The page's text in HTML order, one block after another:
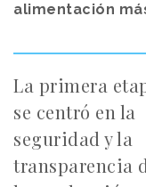
alimentación
La primera
se centró en la
seguridad y la
transparencia